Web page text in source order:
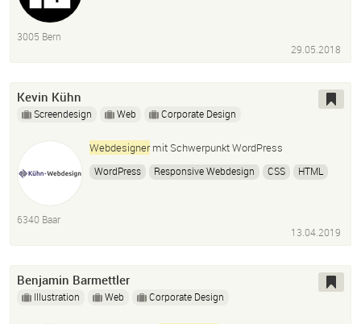
3005 Bern
29.05.2018
Kevin Kühn
Screendesign Web Corporate Design
Webdesignermit Schwerpunkt WordPress
WordPress Responsive Webdesign CSS
HTML
6340 Baar
13.04.2019
Benjamin Barmettler
Illustration Web Corporate Design